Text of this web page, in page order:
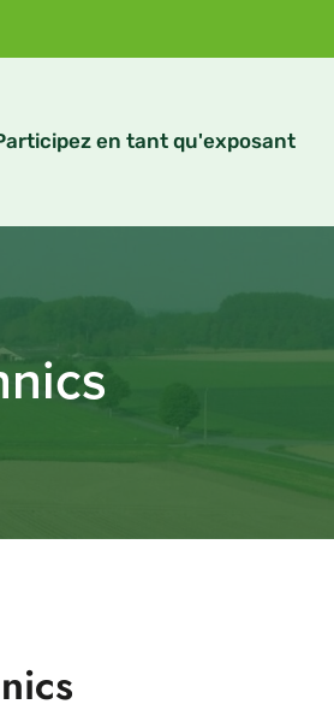
en tant qu'exposant